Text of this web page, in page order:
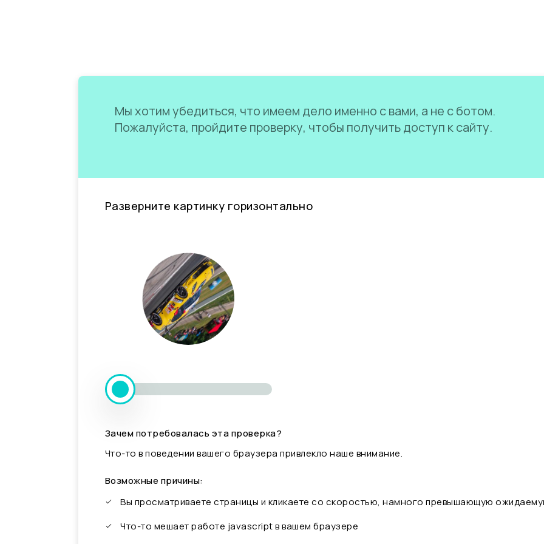
Мы хотим убедиться, что имеем дело именно с вами, а не с ботом.
Пожалуйста, пройдите проверку, чтобы получить доступ к сайту.
Разверните картинку горизонтально
Зачем потребовалась эта проверка?
Что-то в поведении вашего браузера привлекло наше внимание.
Возможные причины:
Вы просматриваете страницы и кликаете со скоростью, намного превышающую
Что-то мешает работе javascript в вашем браузере